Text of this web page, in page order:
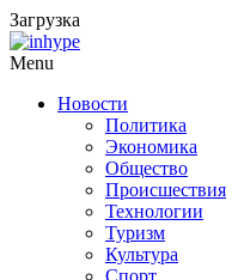
Загрузка
Menu
Новости
Политика
Экономика
Общество
Происшествия
Технологии
Туризм
Культура
Спорт